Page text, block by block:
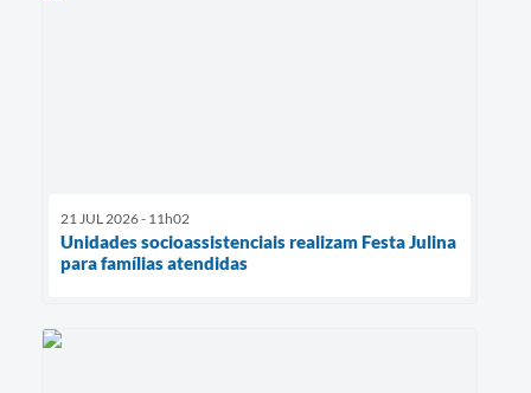
21 JUL 2026 - 11h02
Unidades socioassistenciais realizam Festa Julina
para famílias atendidas